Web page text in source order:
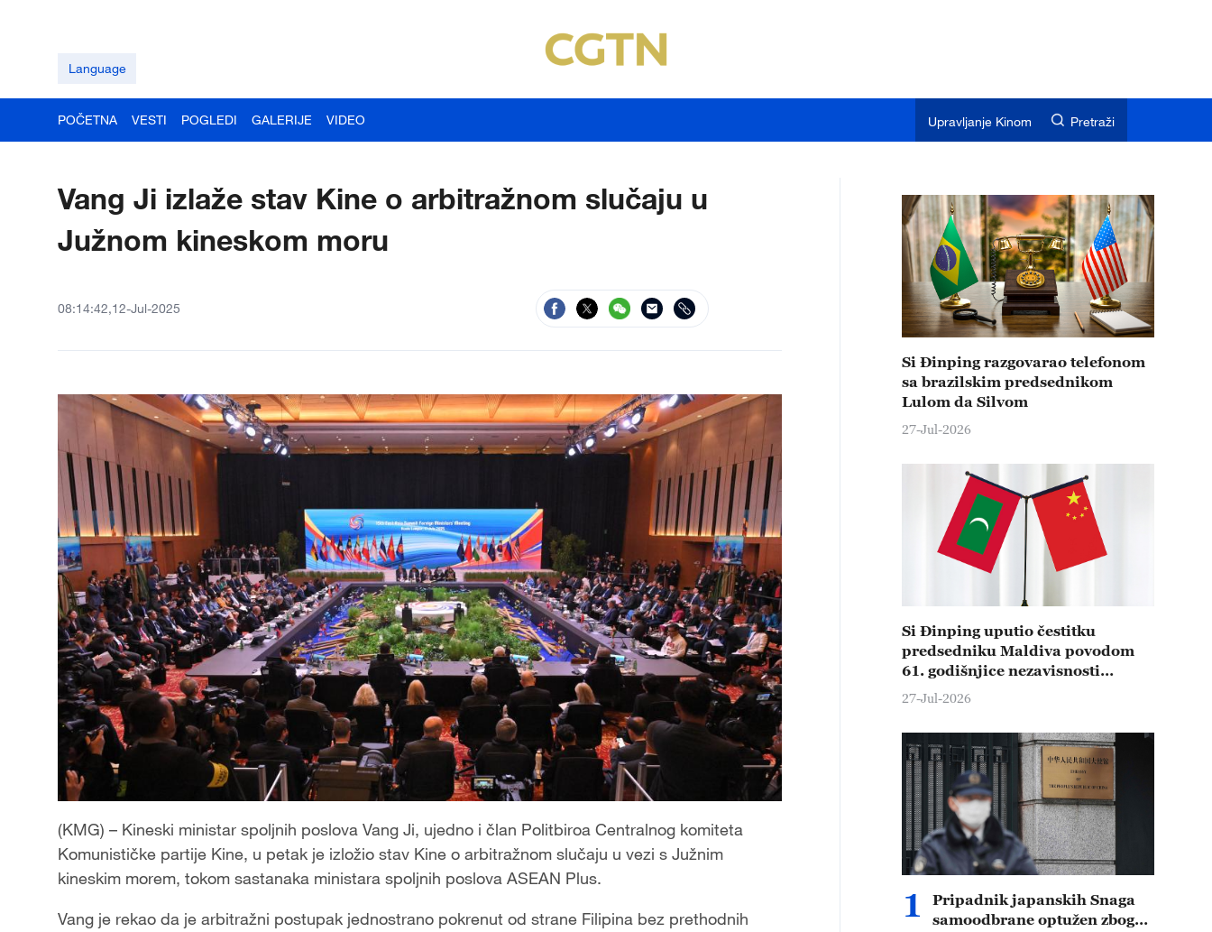
Language
POČETNA VESTI POGLEDI GALERIJE VIDEO Upravljanje Kinom Pretraži
Vang Ji izlaže stav Kine o arbitražnom slučaju u
Južnom kineskom moru
08:14:42,12-Jul-2025
(KMG) – Kineski ministar spoljnih poslova Vang Ji, ujedno i član Politbiroa Centralnog komiteta
Komunističke partije Kine, u petak je izložio stav Kine o arbitražnom slučaju u vezi s Južnim
kineskim morem, tokom sastanaka ministara spoljnih poslova ASEAN Plus.
Vang je rekao da je arbitražni postupak jednostrano pokrenut od strane Filipina bez prethodnih
Si Đinping razgovarao telefonom
sa brazilskim predsednikom
Lulom da Silvom
27-Jul-2026
Si Đinping uputio čestitku
predsedniku Maldiva povodom
61. godišnjice nezavisnosti
Maldiva
27-Jul-2026
1
Pripadnik japanskih Snaga
samoodbrane optužen zbog